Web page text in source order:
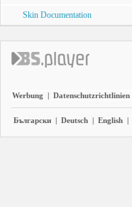
Skin Documentation
Werbung | Datenschutzrichtlinien
Български | Deutsch | English |